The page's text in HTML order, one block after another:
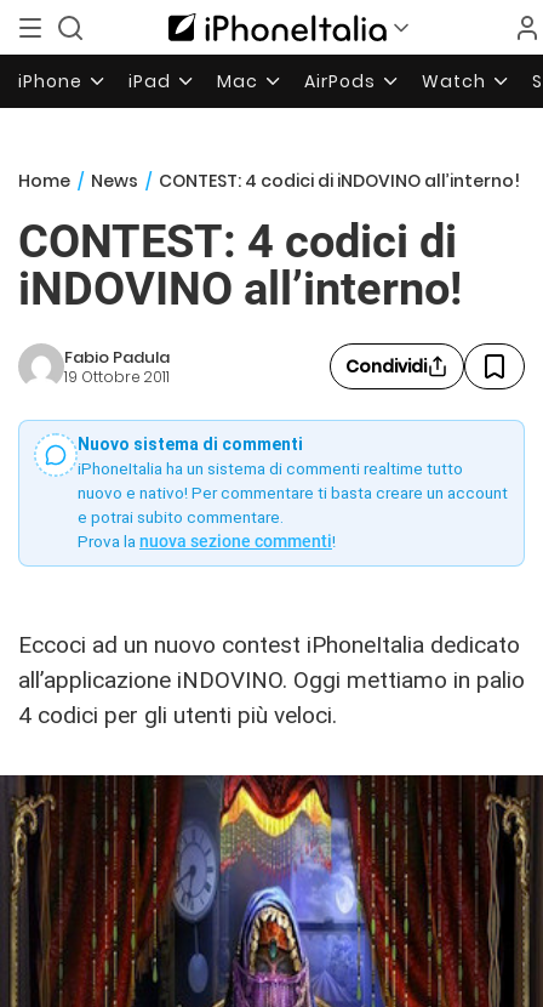
iPhone iPad Mac AirPods Watch
Home / News / CONTEST: 4 codici di iNDOVINO all’interno!
CONTEST: 4 codici di
iNDOVINO all’interno!
Fabio Padula
19 Ottobre 2011 Condividi
Nuovo sistema di commenti
iPhoneItalia ha un sistema di commenti realtime tutto
nuovo e nativo! Per commentare ti basta creare un account
e potrai subito commentare.
Prova la nuova sezione commenti!
Eccoci ad un nuovo contest iPhoneItalia dedicato
all’applicazione iNDOVINO. Oggi mettiamo in palio
4 codici per gli utenti più veloci.